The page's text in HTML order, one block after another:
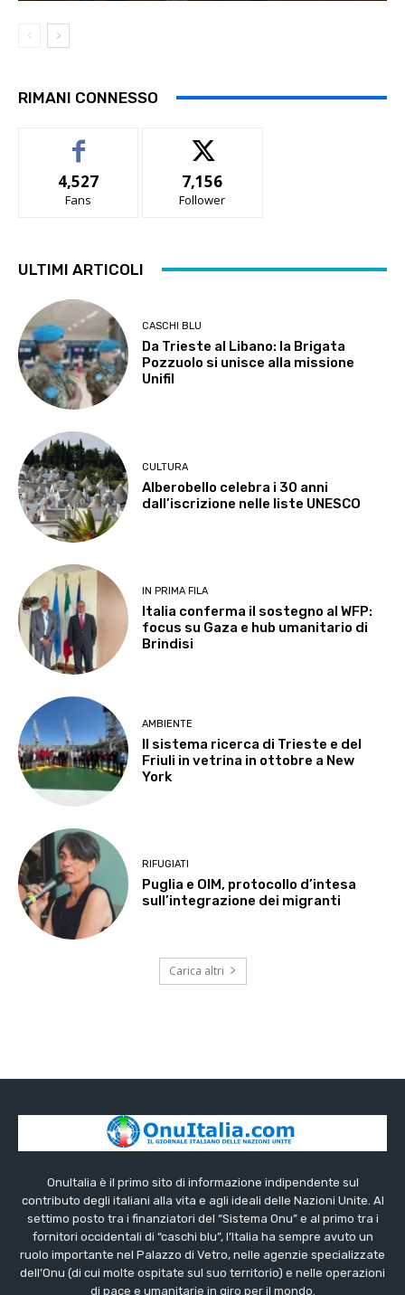
RIMANI CONNESSO
4,527
Fans
7,156
Follower
ULTIMI ARTICOLI
CASCHI BLU
Da Trieste al Libano: la Brigata
Pozzuolo si unisce alla missione
Unifil
CULTURA
Alberobello celebra i 30 anni
dall’iscrizione nelle liste UNESCO
IN PRIMA FILA
Italia conferma il sostegno al WFP:
focus su Gaza e hub umanitario di
Brindisi
AMBIENTE
Il sistema ricerca di Trieste e del
Friuli in vetrina in ottobre a New
York
RIFUGIATI
Puglia e OIM, protocollo d’intesa
sull’integrazione dei migranti
Carica altri
OnuItalia è il primo sito di informazione indipendente sul
contributo degli italiani alla vita e agli ideali delle Nazioni Unite. Al
settimo posto tra i finanziatori del “Sistema Onu” e al primo tra i
fornitori occidentali di “caschi blu”, l’Italia ha sempre avuto un
ruolo importante nel Palazzo di Vetro, nelle agenzie specializzate
dell’Onu (di cui molte ospitate sul suo territorio) e nelle operazioni
di pace e umanitarie in giro per il mondo.